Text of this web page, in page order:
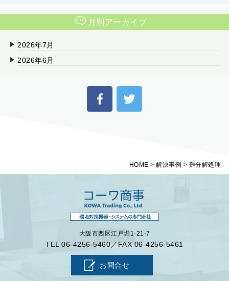
月別アーカイブ
2026年7月
2026年6月
HOME > 解決事例 > 難分解処理
大阪市西区江戸堀1-21-7
TEL06-4256-5460／FAX 06-4256-5461
お問合せ